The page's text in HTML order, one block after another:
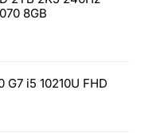
8GB
i5 10210U FHD